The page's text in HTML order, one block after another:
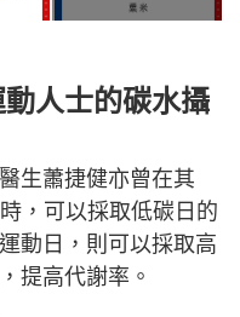
人士的碳水攝
生蕭捷健亦曾在其
，可以採取低碳日的
動日，則可以採取高
提高代謝率。